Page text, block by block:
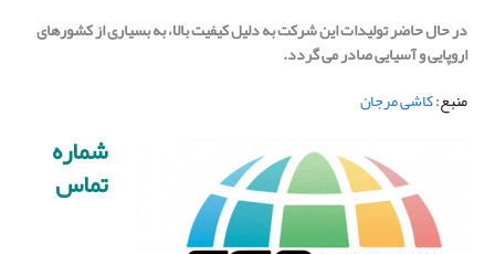
در حال حاضر تولیدات این شرکت به دلیل کیفیت بالا، به بسیاری از کشورهای
اروپایی و آسیایی صادر می گردد.
منبع:کاشی مرجان
شماره
تماس